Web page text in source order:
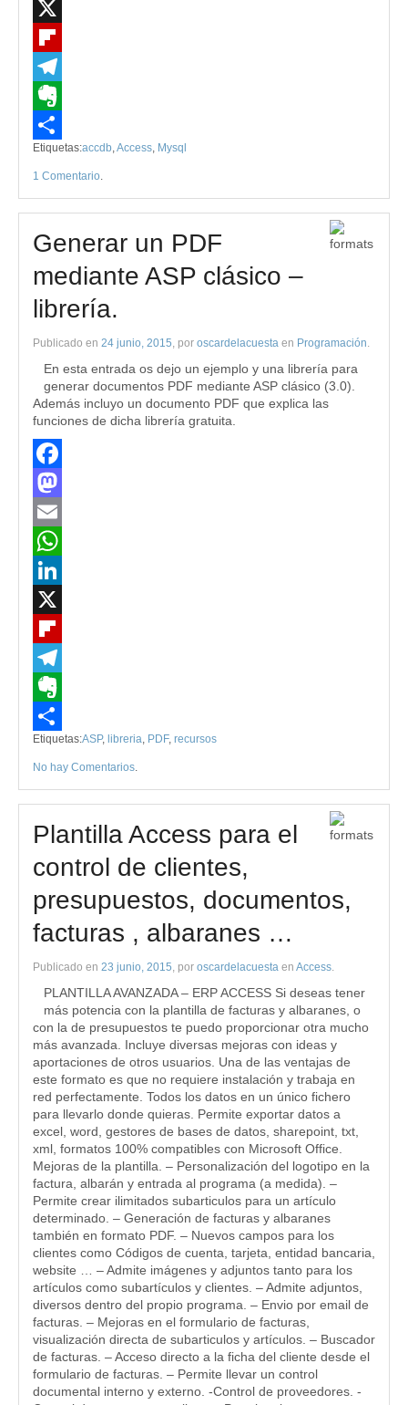
LinkedIn
Flipboard
Telegram
Evernote
Compartir
Etiquetas:accdb,Access, Mysql
1 Comentario.
Generar un PDF
mediante ASP clásico –
librería.
Publicado en 24 junio, 2015, por oscardelacuesta en Programación.
En esta entrada os dejo un ejemplo y una librería para
generar documentos PDF mediante ASP clásico (3.0).
Además incluyo un documento PDF que explica las
funciones de dicha librería gratuita.
Facebook
Mastodon
Email
WhatsApp
LinkedIn
Flipboard
Telegram
Evernote
Compartir
Etiquetas:ASP, libreria, PDF, recursos
No hay Comentarios.
Plantilla Access para el
control de clientes,
presupuestos, documentos,
facturas , albaranes …
Publicado en 23 junio, 2015, por oscardelacuesta en Access.
PLANTILLA AVANZADA – ERP ACCESS Si deseas tener
más potencia con la plantilla de facturas y albaranes, o
con la de presupuestos te puedo proporcionar otra mucho
más avanzada. Incluye diversas mejoras con ideas y
aportaciones de otros usuarios. Una de las ventajas de
este formato es que no requiere instalación y trabaja en
red perfectamente. Todos los datos en un único fichero
para llevarlo donde quieras. Permite exportar datos a
excel, word, gestores de bases de datos, sharepoint, txt,
xml, formatos 100% compatibles con Microsoft Office.
Mejoras de la plantilla. – Personalización del logotipo en la
factura, albarán y entrada al programa (a medida). –
Permite crear ilimitados subarticulos para un artículo
determinado. – Generación de facturas y albaranes
también en formato PDF. – Nuevos campos para los
clientes como Códigos de cuenta, tarjeta, entidad bancaria,
website … – Admite imágenes y adjuntos tanto para los
artículos como subartículos y clientes. – Admite adjuntos,
diversos dentro del propio programa. – Envio por email de
facturas. – Mejoras en el formulario de facturas,
visualización directa de subarticulos y artículos. – Buscador
de facturas. – Acceso directo a la ficha del cliente desde el
formulario de facturas. – Permite llevar un control
documental interno y externo. -Control de proveedores. -